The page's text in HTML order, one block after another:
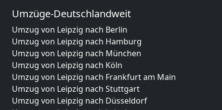
Umzüge-Deutschlandweit
Umzug von Leipzig nach Berlin
Umzug von Leipzig nach Hamburg
Umzug von Leipzig nach München
Umzug von Leipzig nach Köln
Umzug von Leipzig nach Frankfurt am Main
Umzug von Leipzig nach Stuttgart
Umzug von Leipzig nach Düsseldorf